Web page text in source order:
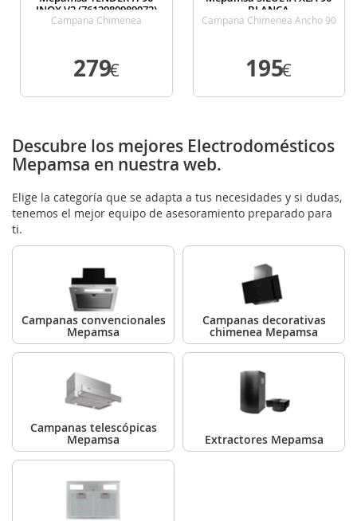
INOX V2 (7612980989072)
Campana Chimenea
279
€
BLANCA
Campana Chimenea Ancho 90
195
€
Descubre los mejores Electrodomésticos
Mepamsa en nuestra web.
Elige la categoría que se adapta a tus necesidades y si dudas,
tenemos el mejor equipo de asesoramiento preparado para
ti.
Campanas convencionales
Mepamsa
Campanas decorativas
chimenea Mepamsa
Campanas telescópicas
Mepamsa Extractores Mepamsa